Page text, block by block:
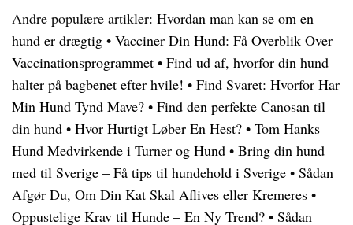
Andre populære artikler: Hvordan man kan se om en
hund er drægtig • Vacciner Din Hund: Få Overblik Over
Vaccinationsprogrammet • Find ud af, hvorfor din hund
halter på bagbenet efter hvile! • Find Svaret: Hvorfor Har
Min Hund Tynd Mave? • Find den perfekte Canosan til
din hund • Hvor Hurtigt Løber En Hest? • Tom Hanks
Hund Medvirkende i Turner og Hund • Bring din hund
med til Sverige – Få tips til hundehold i Sverige • Sådan
Afgør Du, Om Din Kat Skal Aflives eller Kremeres •
Oppustelige Krav til Hunde – En Ny Trend? • Sådan